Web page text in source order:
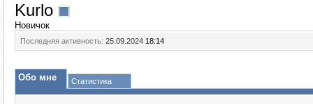
Kurlo
Новичок
Последняя активность: 25.09.2024 18:14
Обо мне Статистика